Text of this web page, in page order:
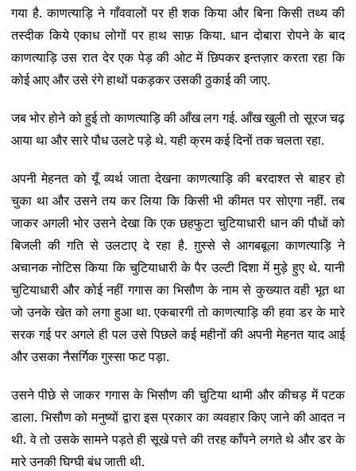
गया है. काणत्याड़ि ने गाँववालों पर ही शक किया और बिना किसी तथ्य की
तस्दीक किये एकाध लोगों पर हाथ साफ़ किया. धान दोबारा रोपने के बाद
काणत्याड़ि उस रात देर एक पेड़ की ओट में छिपकर इन्तज़ार करता रहा कि
कोई आए और उसे रंगे हाथों पकड़कर उसकी ठुकाई की जाए.
जब भोर होने को हुई तो काणत्याड़ि की आँख लग गई. आँख खुली तो सूरज चढ़
आया था और सारे पौध उलटे पड़े थे. यही क्रम कई दिनों तक चलता रहा.
अपनी मेहनत को यूँ व्यर्थ जाता देखना काणत्याड़ि की बरदाश्त से बाहर हो
चुका था और उसने तय कर लिया कि किसी भी कीमत पर सोएगा नहीं. तब
जाकर अगली भोर उसने देखा कि एक छहफुटा चुटियाधारी धान की पौधों को
बिजली की गति से उलटाए दे रहा है. ग़ुस्से से आगबबूला काणत्याड़ि ने
अचानक नोटिस किया कि चुटियाधारी के पैर उल्टी दिशा में मुड़े हुए थे. यानी
चुटियाधारी और कोई नहीं गगास का भिसौण के नाम से कुख्यात वही भूत था
जो उनके खेत को लगा हुआ था. एकबारगी तो काणत्याड़ि की हवा डर के मारे
सरक गई पर अगले ही पल उसे पिछले कई महीनों की अपनी मेहनत याद आई
और उसका नैसर्गिक गुस्सा फट पड़ा.
उसने पीछे से जाकर गगास के भिसौण की चुटिया थामी और कीचड़ में पटक
डाला. भिसौण को मनुष्यों द्वारा इस प्रकार का व्यवहार किए जाने की आदत न
थी. वे तो उसके सामने पड़ते ही सूखे पत्ते की तरह काँपने लगते थे और डर के
मारे उनकी घिग्घी बंध जाती थी.